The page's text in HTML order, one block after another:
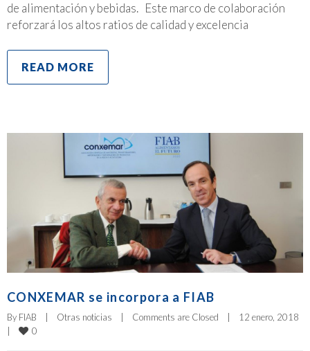
de alimentación y bebidas. Este marco de colaboración
reforzará los altos ratios de calidad y excelencia
READ MORE
CONXEMAR se incorpora a FIAB
By FIAB | Otras noticias | Comments are Closed |
|
0